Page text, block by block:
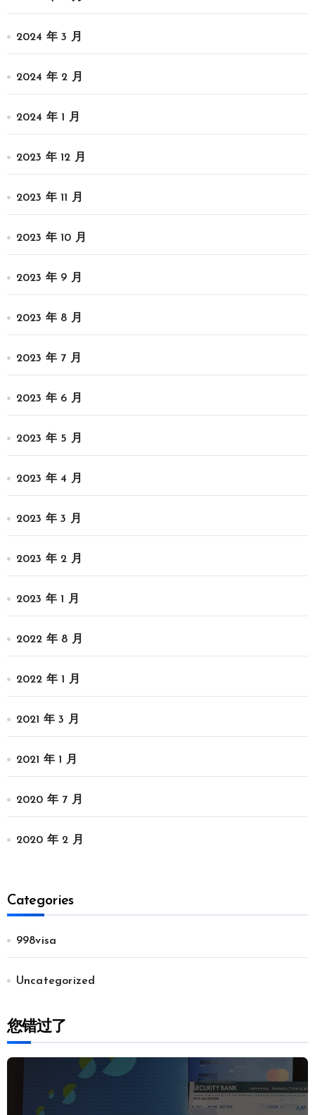
2024 年 3 月
2024 年 2 月
2024 年 1 月
2023 年 12 月
2023 年 11 月
2023 年 10 月
2023 年 9 月
2023 年 8 月
2023 年 7 月
2023 年 6 月
2023 年 5 月
2023 年 4 月
2023 年 3 月
2023 年 2 月
2023 年 1 月
2022 年 8 月
2022 年 1 月
2021 年 3 月
2021 年 1 月
2020 年 7 月
2020 年 2 月
Categories
998visa
Uncategorized
您错过了